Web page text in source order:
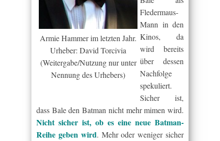
Armie Hammer im letzten Jahr.
Urheber: David Torcivia
(Weitergabe/Nutzung nur unter
Nennung des Urhebers)
Fledermaus-
Mann in den
Kinos, da
wird bereits
über dessen
Nachfolge
spekuliert.
Sicher ist,
dass Bale den Batman nicht mehr mimen wird.
Nicht sicher ist, ob es eine neue Batman-
Reihe geben wird. Mehr oder weniger sicher